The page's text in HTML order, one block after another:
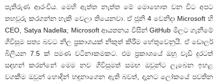
පැතිරුණ ආරංචිය. මෙහි ඇත්ත නැත්ත මේ මොහොත වන විට අපට
තහවුරු කරගන්න හැකි වෙලා තියෙනවා. ඒ ජූනි 4 වෙනිදා Microsoft හි
CEO, Satya Nadella; Microsoft ආයතනය විසින් GitHub මිලට ගැනීමේ
ගිවිසුම සත්‍ය බවට නිල ප්‍රකාශයක් නිකුත් කිරීම හේතුවෙනුයි. ඒ ඩොලර්
බිලියන 7.5 ක් පමණ වටිනාකමකට. එම ප්‍රකාශයේ ඔහු වැඩි දුරටත්
සඳහන් කරන්නේ මෙම නව ගිවිසුමත් සමඟ ඔවුන්ට ලැබෙන ඉහළ
වගකීම ඔවුන් හොඳින් හඳුනාගෙන ඇති බවත්, දැනට ලෝකයේ පවතින